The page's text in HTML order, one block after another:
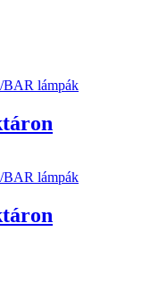
BAR lámpák
BAR lámpák